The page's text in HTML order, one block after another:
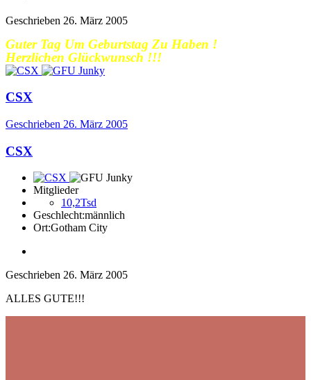
Geschrieben 26. März 2005
Guter Tag Um Geburtstag Zu Haben !
Herzlichen Glückwunsch !!!
CSX
Geschrieben 26. März 2005
CSX
Mitglieder
10,2Tsd
Geschlecht:männlich
Ort:Gotham City
Geschrieben 26. März 2005
ALLES GUTE!!!